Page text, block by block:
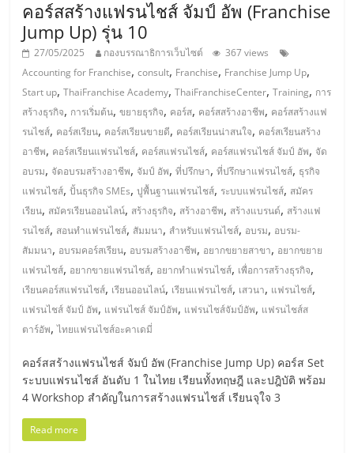
เปิด
ร้าน
ปรึกษา
ฟรี,
บริการ
พัฒนา
ระบบ
แฟ
รน
ไชส์"
"ศูนย์
คอร์สสร้างแฟรนไชส์ จัมป์ อัพ (Franchise
Jump Up) รุ่น 10
27/05/2025 กองบรรณาธิการเว็บไซต์
367 views
Accounting for Franchise,consult, Franchise, Franchise Jump Up,
Start up,ThaiFranchise Academy,ThaiFranchiseCenter,Training, การ
สร้างธุรกิจ, การเริ่มต้น,ขยายธุรกิจ, คอร์ส, คอร์สสร้างอาชีพ, คอร์สสร้างแฟ
รนไชส์, คอร์สเรียน, คอร์สเรียนขายดี, คอร์สเรียนน่าสนใจ, คอร์สเรียนสร้าง
อาชีพ, คอร์สเรียนแฟรนไชส์, คอร์สแฟรนไชส์, คอร์สแฟรนไชส์ จัมป์ อัพ, จัด
อบรม, จัดอบรมสร้างอาชีพ, จัมป์ อัพ,ที่ปรึกษา,ที่ปรึกษาแฟรนไชส์, ธุรกิจ
แฟรนไชส์,ปั้นธุรกิจ SMEs,ปูพื้นฐานแฟรนไชส์, ระบบแฟรนไชส์, สมัคร
เรียน, สมัครเรียนออนไลน์, สร้างธุรกิจ, สร้างอาชีพ, สร้างแบรนด์, สร้างแฟ
รนไชส์, สอนทำแฟรนไชส์, สัมมนา, สำหรับแฟรนไชส์, อบรม, อบรม-
สัมมนา, อบรมคอร์สเรียน, อบรมสร้างอาชีพ, อยากขยายสาขา, อยากขยาย
แฟรนไชส์, อยากขายแฟรนไชส์, อยากทำแฟรนไชส์, เพื่อการสร้างธุรกิจ,
เรียนคอร์สแฟรนไชส์, เรียนออนไลน์, เรียนแฟรนไชส์, เสวนา, แฟรนไชส์,
แฟรนไชส์ จัมป์ อัพ, แฟรนไชส์ จัมป์อัพ, แฟรนไชส์จัมป์อัพ, แฟรนไชส์ส
ตาร์อัพ,ไทยแฟรนไชส์อะคาเดมี่
คอร์สสร้างแฟรนไชส์ จัมป์ อัพ (Franchise Jump Up) คอร์ส Set
ระบบแฟรนไชส์ อันดับ 1 ในไทย เรียนทั้งทฤษฎี และปฎิบัติ พร้อม
4 Workshop สำคัญในการสร้างแฟรนไชส์ เรียนจุใจ 3
Read more